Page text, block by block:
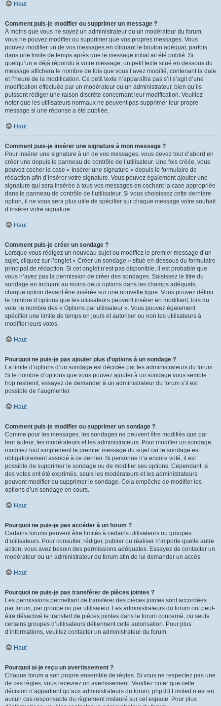
Haut
Comment puis-je modifier ou supprimer un message ?
À moins que vous ne soyez un administrateur ou un modérateur du forum,
vous ne pouvez modifier ou supprimer que vos propres messages. Vous
pouvez modifier un de vos messages en cliquant le bouton adéquat, parfois
dans une limite de temps après que le message initial ait été publié. Si
quelqu’un a déjà répondu à votre message, un petit texte situé en dessous du
message affichera le nombre de fois que vous l’avez modifié, contenant la date
et l’heure de la modification. Ce petit texte n’apparaîtra pas s’il s’agit d’une
modification effectuée par un modérateur ou un administrateur, bien qu’ils
puissent rédiger une raison discrète concernant leur modification. Veuillez
noter que les utilisateurs normaux ne peuvent pas supprimer leur propre
message si une réponse a été publiée.
Haut
Comment puis-je insérer une signature à mon message ?
Pour insérer une signature à un de vos messages, vous devez tout d’abord en
créer une depuis le panneau de contrôle de l’utilisateur. Une fois créée, vous
pouvez cocher la case « Insérer une signature » depuis le formulaire de
rédaction afin d’insérer votre signature. Vous pouvez également ajouter une
signature qui sera insérée à tous vos messages en cochant la case appropriée
dans le panneau de contrôle de l’utilisateur. Si vous choisissez cette dernière
option, il ne vous sera plus utile de spécifier sur chaque message votre souhait
d’insérer votre signature.
Haut
Comment puis-je créer un sondage ?
Lorsque vous rédigez un nouveau sujet ou modifiez le premier message d’un
sujet, cliquez sur l’onglet « Créer un sondage » situé en-dessous du formulaire
principal de rédaction. Si cet onglet n’est pas disponible, il est probable que
vous n’ayez pas la permission de créer des sondages. Saisissez le titre du
sondage en incluant au moins deux options dans les champs adéquats,
chaque option devant être insérée sur une nouvelle ligne. Vous pouvez définir
le nombre d’options que les utilisateurs peuvent insérer en modifiant, lors du
vote, le nombre des « Options par utilisateur ». Vous pouvez également
spécifier une limite de temps en jours et autoriser ou non les utilisateurs à
modifier leurs votes.
Haut
Pourquoi ne puis-je pas ajouter plus d’options à un sondage ?
La limite d’options d’un sondage est décidée par les administrateurs du forum.
Si le nombre d’options que vous pouvez ajouter à un sondage vous semble
trop restreint, essayez de demander à un administrateur du forum s’il est
possible de l’augmenter.
Haut
Comment puis-je modifier ou supprimer un sondage ?
Comme pour les messages, les sondages ne peuvent être modifiés que par
leur auteur, les modérateurs et les administrateurs. Pour modifier un sondage,
modifiez tout simplement le premier message du sujet car le sondage est
obligatoirement associé à ce dernier. Si personne n’a encore voté, il est
possible de supprimer le sondage ou de modifier ses options. Cependant, si
des votes ont été exprimés, seuls les modérateurs et les administrateurs
peuvent modifier ou supprimer le sondage. Cela empêche de modifier les
options d’un sondage en cours.
Haut
Pourquoi ne puis-je pas accéder à un forum ?
Certains forums peuvent être limités à certains utilisateurs ou groupes
d’utilisateurs. Pour consulter, rédiger, publier ou réaliser n’importe quelle autre
action, vous avez besoin des permissions adéquates. Essayez de contacter un
modérateur ou un administrateur du forum afin de lui demander un accès.
Haut
Pourquoi ne puis-je pas transférer de pièces jointes ?
Les permissions permettant de transférer des pièces jointes sont accordées
par forum, par groupe ou par utilisateur. Les administrateurs du forum ont peut-
être désactivé le transfert de pièces jointes dans le forum concerné, ou seuls
certains groupes d’utilisateurs détiennent cette autorisation. Pour plus
d’informations, veuillez contacter un administrateur du forum.
Haut
Pourquoi ai-je reçu un avertissement ?
Chaque forum a son propre ensemble de règles. Si vous ne respectez pas une
de ces règles, vous recevrez un avertissement. Veuillez noter que cette
décision n’appartient qu’aux administrateurs du forum, phpBB Limited n’est en
aucun cas responsable du règlement instauré sur cet espace. Pour plus